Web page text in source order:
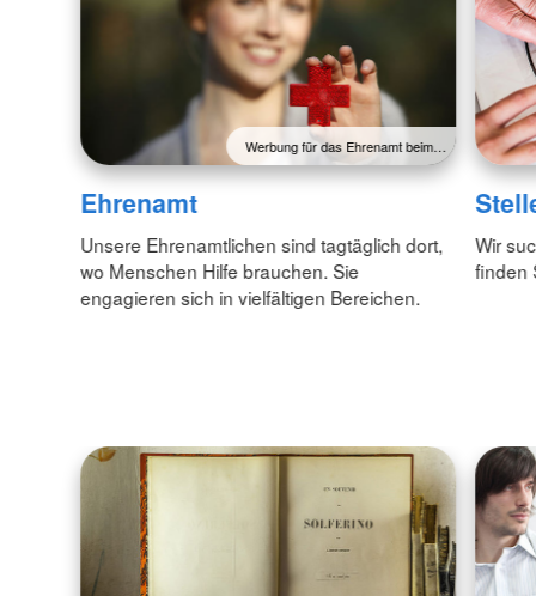
Werbung für das Ehrenamt beim…
Ehrenamt
Unsere Ehrenamtlichen sind tagtäglich dort,
wo Menschen Hilfe brauchen. Sie
engagieren sich in vielfältigen Bereichen.
Wir
finden